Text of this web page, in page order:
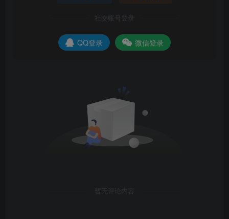
社交账号登录
QQ登录 微信登录
暂无评论内容